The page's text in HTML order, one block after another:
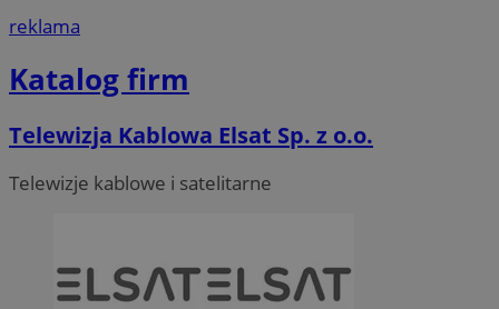
reklama
Katalog firm
Telewizja Kablowa Elsat Sp. z o.o.
Telewizje kablowe i satelitarne